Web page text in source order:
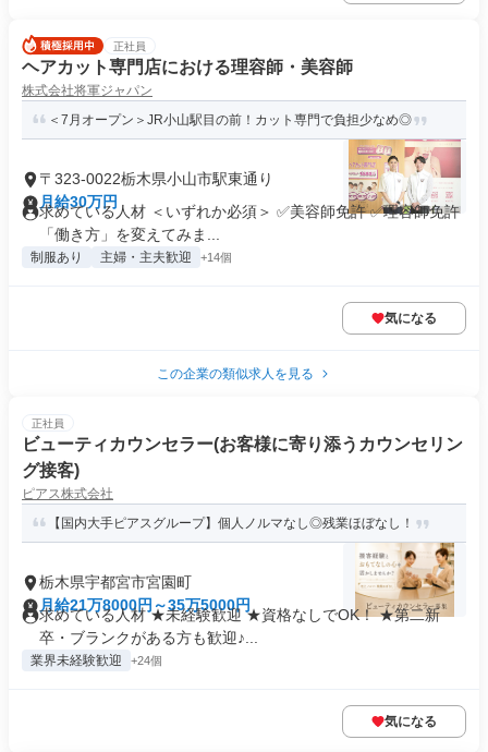
正社員
ヘアカット専門店における理容師・美容師
株式会社将軍ジャパン
＜7月オープン＞JR小山駅目の前！カット専門で負担少なめ◎
〒323-0022栃木県小山市駅東通り
月給30万円
求めている人材 ＜いずれか必須＞ ✅美容師免許 ✅理容師免許
「働き方」を変えてみま...
制服あり 主婦・主夫歓迎 +14個
気になる
この企業の類似求人を見る
正社員
ビューティカウンセラー(お客様に寄り添うカウンセリン
グ接客)
ピアス株式会社
【国内大手ピアスグループ】個人ノルマなし◎残業ほぼなし！
栃木県宇都宮市宮園町
月給21万8000円～35万5000円
求めている人材 ★未経験歓迎 ★資格なしでOK！ ★第二新
卒・ブランクがある方も歓迎♪...
業界未経験歓迎 +24個
気になる